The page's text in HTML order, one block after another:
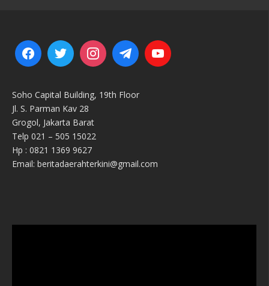
Soho Capital Building, 19th Floor
Jl. S. Parman Kav 28
Grogol, Jakarta Barat
Telp 021 – 505 15022
Hp : 0821 1369 9627
Email: beritadaerahterkini@gmail.com